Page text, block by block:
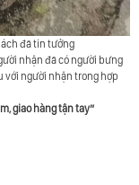
đã tin tưởng
nhận đã có người bưng
với người nhận trong hợp
giao hàng tận tay”